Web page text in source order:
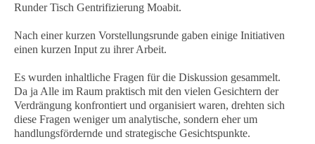
Runder Tisch Gentrifizierung Moabit.
Nach einer kurzen Vorstellungsrunde gaben einige Initiativen
einen kurzen Input zu ihrer Arbeit.
Es wurden inhaltliche Fragen für die Diskussion gesammelt.
Da ja Alle im Raum praktisch mit den vielen Gesichtern der
Verdrängung konfrontiert und organisiert waren, drehten sich
diese Fragen weniger um analytische, sondern eher um
handlungsfördernde und strategische Gesichtspunkte.